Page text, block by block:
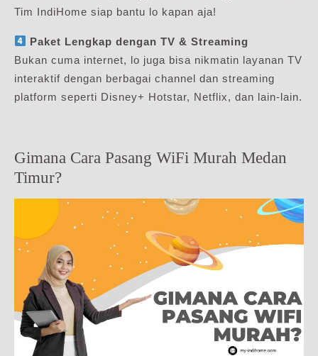
Tim IndiHome siap bantu lo kapan aja!
Paket Lengkap dengan TV & Streaming
Bukan cuma internet, lo juga bisa nikmatin layanan TV
interaktif dengan berbagai channel dan streaming
platform seperti Disney+ Hotstar, Netflix, dan lain-lain.
Gimana Cara Pasang WiFi Murah Medan
Timur?